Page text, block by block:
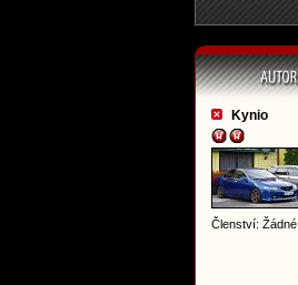
Kynio
Členství: Žádné